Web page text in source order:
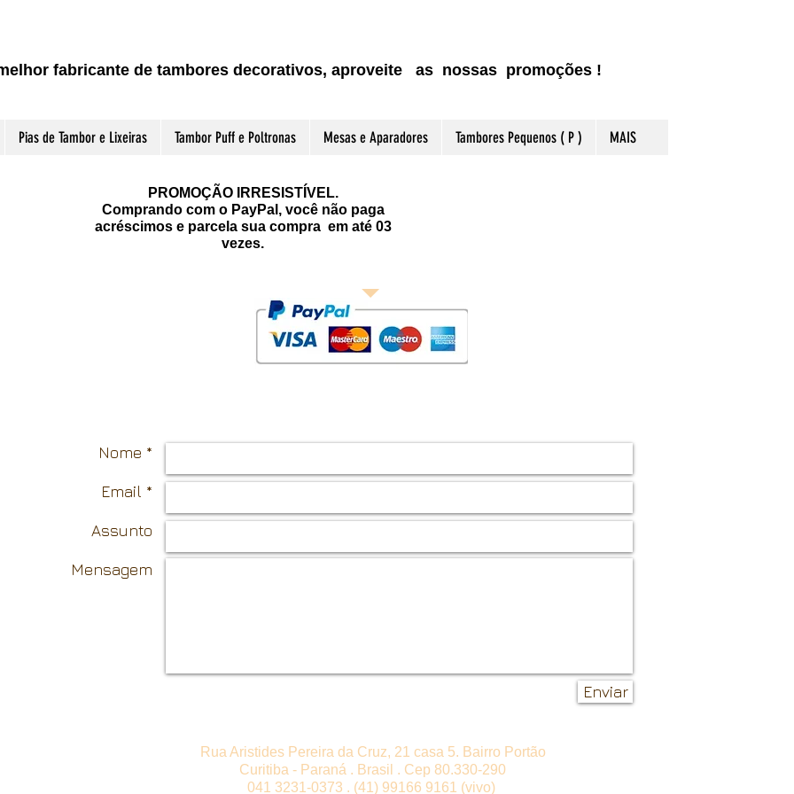
fabricante de tambores decorativos, aproveite as nossas promoções !
Pias de Tambor e Lixeiras Tambor Puff e Poltronas Mesas e Aparadores Tambores Pequenos ( P ) MAIS
PROMOÇÃO IRRESISTÍVEL.
Comprando com o PayPal, você não paga
acréscimos e parcela sua compra em até 03
vezes.
Rua Aristides Pereira da Cruz, 21 casa 5. Bairro Portão
Curitiba - Paraná . Brasil . Cep 80.330-290
041 3231-0373 . (41) 99166 9161 (vivo)
Nome *
Email *
Assunto
Mensagem
Enviar